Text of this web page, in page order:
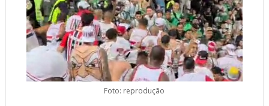
Foto: reprodução